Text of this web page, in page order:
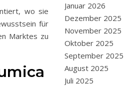
wo sie
für
Marktes zu
Januar 2026
Dezember 2025
November 2025
Oktober 2025
September 2025
August 2025
Juli 2025